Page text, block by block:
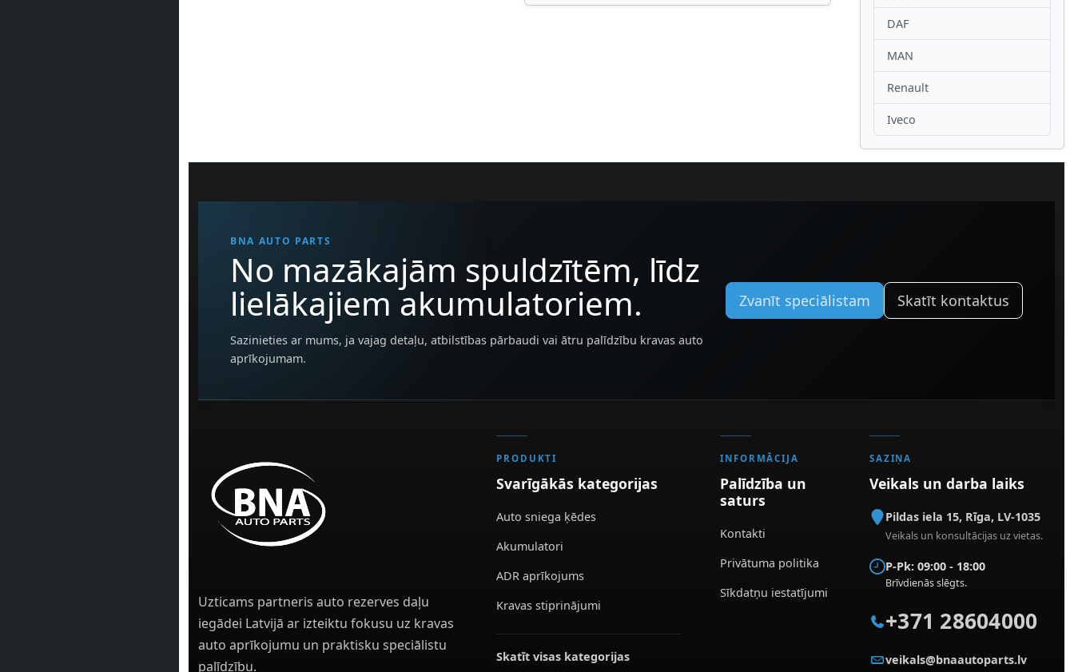
DAF
MAN
Renault
Iveco
BNA AUTO PARTS
No mazākajām spuldzītēm, līdz
lielākajiem akumulatoriem.
Sazinieties ar mums, ja vajag detaļu, atbilstības pārbaudi vai ātru palīdzību kravas auto
aprīkojumam.
Zvanīt speciālistam Skatīt kontaktus
Uzticams partneris auto rezerves daļu
iegādei Latvijā ar izteiktu fokusu uz kravas
auto aprīkojumu un praktisku speciālistu
palīdzību.
PRODUKTI
Svarīgākās kategorijas
Auto sniega ķēdes
Akumulatori
ADR aprīkojums
Kravas stiprinājumi
Skatīt visas kategorijas
INFORMĀCIJA
Palīdzība un
saturs
Kontakti
Privātuma politika
Sīkdatņu iestatījumi
SAZIŅA
Veikals un darba laiks
Pildas iela 15, Rīga, LV-1035
Veikals un konsultācijas uz vietas.
P-Pk: 09:00 - 18:00
Brīvdienās slēgts.
+371 28604000
veikals@bnaautoparts.lv